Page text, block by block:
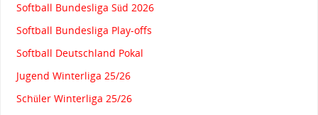
Softball Bundesliga Süd 2026
Softball Bundesliga Play-offs
Softball Deutschland Pokal
Jugend Winterliga 25/26
Schüler Winterliga 25/26